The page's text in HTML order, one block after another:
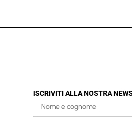
ISCRIVITI ALLA NOSTRA